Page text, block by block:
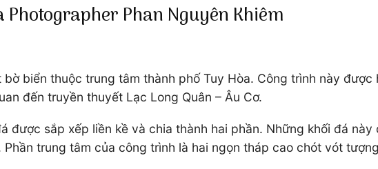
Phan Nguyên Khiêm
biển thuộc trung tâm thành phố Tuy Hòa. Công trình này
đến truyền thuyết Lạc Long Quân – Âu Cơ.
được sắp xếp liền kề và chia thành hai phần. Những khối đá
trung tâm của công trình là hai ngọn tháp cao chót vót